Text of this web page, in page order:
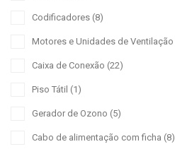
Codificadores (8)
Motores e Unidades de Ventilação
Caixa de Conexão (22)
Piso Tátil (1)
Gerador de Ozono (5)
Cabo de alimentação com ficha (8)